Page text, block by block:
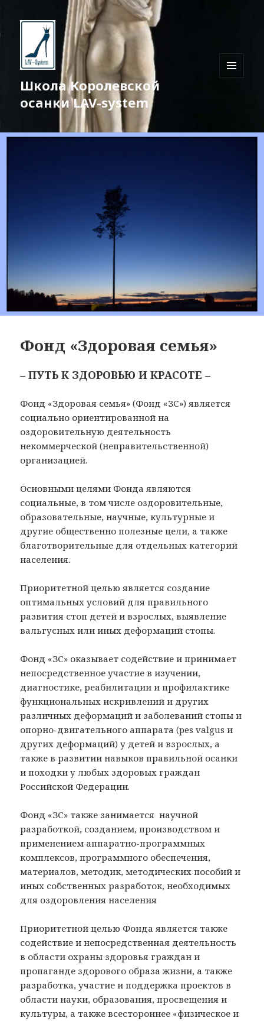
Школа Королевской
осанки LAV-system
Фонд «Здоровая семья»
– ПУТЬ К ЗДОРОВЬЮ И КРАСОТЕ –
Фонд «Здоровая семья» (Фонд «ЗС») является
социально ориентированной на
оздоровительную деятельность
некоммерческой (неправительственной)
организацией.
Основными целями Фонда являются
социальные, в том числе оздоровительные,
образовательные, научные, культурные и
другие общественно полезные цели, а также
благотворительные для отдельных категорий
населения.
Приоритетной целью является создание
оптимальных условий для правильного
развития стоп детей и взрослых, выявление
вальгусных или иных деформаций стопы.
Фонд «ЗС» оказывает содействие и принимает
непосредственное участие в изучении,
диагностике, реабилитации и профилактике
функциональных искривлений и других
различных деформаций и заболеваний стопы и
опорно-двигательного аппарата (pes valgus и
других деформаций) у детей и взрослых, а
также в развитии навыков правильной осанки
и походки у любых здоровых граждан
Российской Федерации.
Фонд «ЗС» также занимается научной
разработкой, созданием, производством и
применением аппаратно-программных
комплексов, программного обеспечения,
материалов, методик, методических пособий и
иных собственных разработок, необходимых
для оздоровления населения
Приоритетной целью Фонда является также
содействие и непосредственная деятельность
в области охраны здоровья граждан и
пропаганде здорового образа жизни, а также
разработка, участие и поддержка проектов в
области науки, образования, просвещения и
культуры, а также всестороннее «физическое и